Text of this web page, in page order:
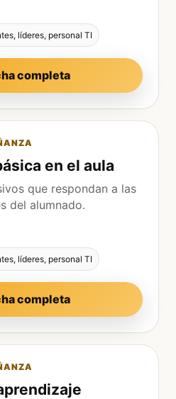
líderes, personal TI
completa
en el aula
que respondan a las
del alumnado.
líderes, personal TI
completa